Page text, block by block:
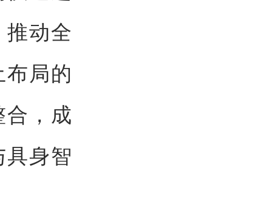
动全
局的
，成
身智